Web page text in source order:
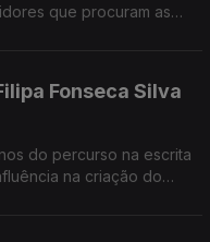
que procuram as
Fonseca Silva
do percurso na escrita
na criação do